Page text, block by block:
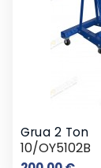
Grua 2 Ton
10/OY5102B